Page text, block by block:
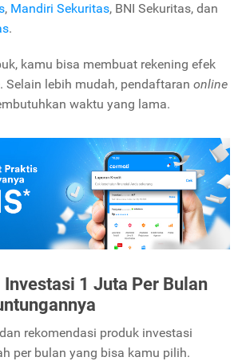
, Mandiri Sekuritas, BNI Sekuritas, dan
.
kamu bisa membuat rekening efek
. Selain lebih mudah, pendaftaran online
waktu yang lama.
1 Juta Per Bulan
rekomendasi produk investasi
per bulan yang bisa kamu pilih.